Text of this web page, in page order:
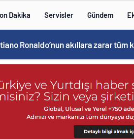
Dakika Servisler Gündem